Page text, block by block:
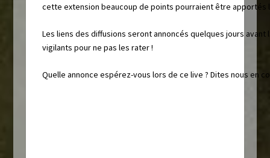
cette extension beaucoup de points pourraient être apportés
Les liens des diffusions seront annoncés quelques jours avant
vigilants pour ne pas les rater !
Quelle annonce espérez-vous lors de ce live ? Dites nous en